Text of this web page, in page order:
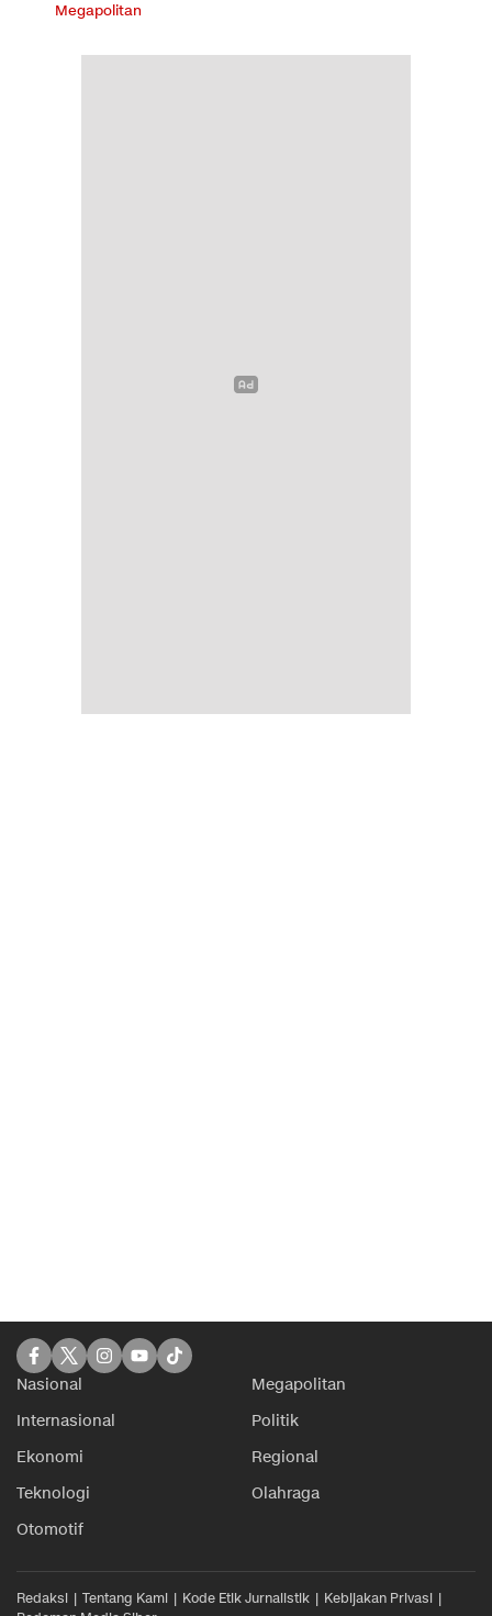
Megapolitan
Nasional
Megapolitan
Internasional
Politik
Ekonomi
Regional
Teknologi
Olahraga
Otomotif
Redaksi Tentang Kami Kode Etik Jurnalistik
Kebijakan Privasi